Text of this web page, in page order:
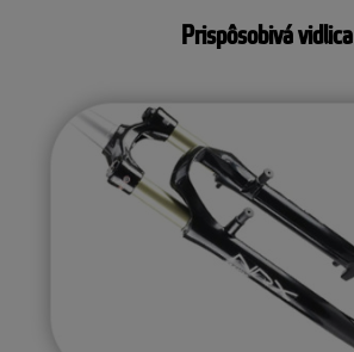
Prispôsobivá vidlica